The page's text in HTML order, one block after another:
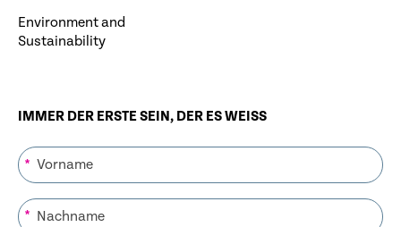
Environment and
Sustainability
IMMER DER ERSTE SEIN, DER ES WEISS
*
*